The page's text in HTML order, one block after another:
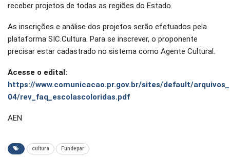
receber projetos de todas as regiões do Estado.
As inscrições e análise dos projetos serão efetuados pela
plataforma SIC.Cultura. Para se inscrever, o proponente
precisar estar cadastrado no sistema como Agente Cultural.
Acesse o edital:
https://www.comunicacao.pr.gov.br/sites/default/
04/rev_faq_escolascoloridas.pdf
AEN
cultura Fundepar